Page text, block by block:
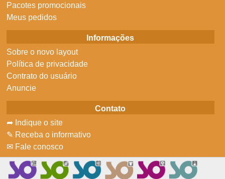
Pacotes promocionais
Meus pedidos
Informações
Sobre o novo layout
Política de privacidade
Contrato do usuário
Anuncie
Contato
➦ Indique o site
✎ Receba o informativo
✉ Fale conosco